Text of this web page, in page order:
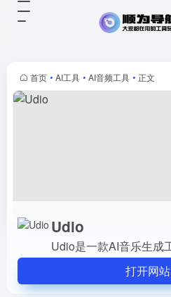
首页 • AI工具 • AI音频工具 • 正文
Udio
打开网站
有歌词的音乐作品。它支持多种音乐
类型和风格，如EDM、钢琴爵士、
新灵魂乐等，满足不同用户的需...